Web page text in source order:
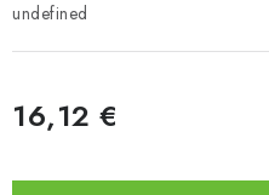
undefined
16,12 €